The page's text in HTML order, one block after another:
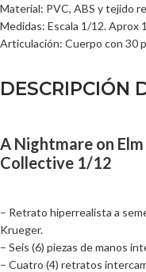
Material: PVC, ABS y tejido
Medidas: Escala 1/12. Aprox
Articulación: Cuerpo con 30
DESCRIPCIÓN
A Nightmare on
Collective 1/12
– Retrato hiperrealista a
Krueger.
– Seis (6) piezas de manos
– Cuatro (4) retratos